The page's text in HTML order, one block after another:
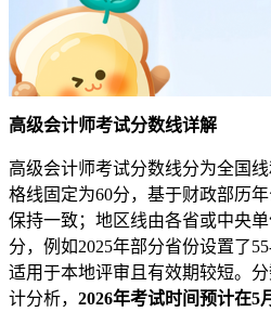
高级会计师考试分数线详解
高级会计师考试分数线分为全国
格线固定为60分，基于财政部历
保持一致；地区线由各省或中央
分，例如2025年部分省份设置了
适用于本地评审且有效期较短。
计分析， 2026年考试时间预计在5